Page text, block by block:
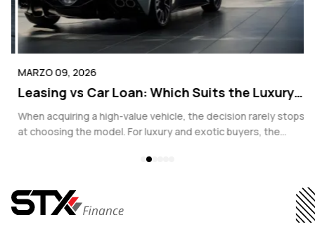
MARZO 09, 2026
Leasing vs Car Loan: Which Suits the Luxury
Buyer Better?
When acquiring a high-value vehicle, the decision rarely stops
at choosing the model. For luxury and exotic buyers, the
considering a Ferrari, Porsche, Bentley, or other prestige
loan versus financial leasing.